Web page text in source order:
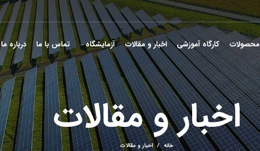
محصولات کارگاه آموزشی اخبار و مقالات آزمایشگاه تماس با ما درباره ما
اخبار و مقالات
خانه اخبار و مقالات